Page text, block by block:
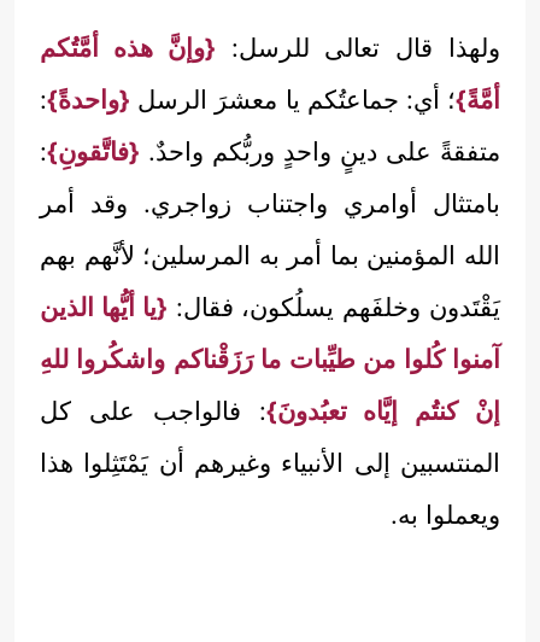
ولهذا قال تعالى للرسل: {وإنَّ هذه أمَّتُكم
أمَّةً}؛ أي: جماعتُكم يا معشرَ الرسل {واحدةً}:
متفقةً على دينٍ واحدٍ وربُّكم واحدٌ. {فاتَّقونِ}:
بامتثال أوامري واجتناب زواجري. وقد أمر
الله المؤمنين بما أمر به المرسلين؛ لأنَّهم بهم
يَقْتَدون وخلفَهم يسلُكون، فقال: {يا أيُّها الذين
آمنوا كُلوا من طيِّبات ما رَزَقْناكم واشكُروا للهِ
إنْ كنتُم إيَّاه تعبُدونَ}: فالواجب على كل
المنتسبين إلى الأنبياء وغيرهم أن يَمْتَثِلوا هذا
ويعملوا به.